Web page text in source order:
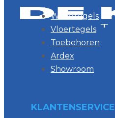
Wandtegels
Vloertegels
Toebehoren
Ardex
Showroom
KLANTENSERVICE